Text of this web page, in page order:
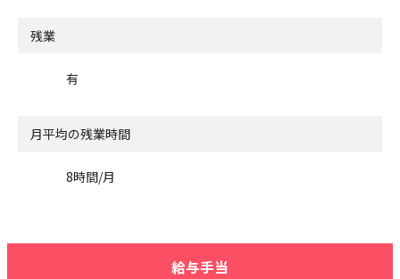
残業
有
月平均の残業時間
8時間/月
給与手当